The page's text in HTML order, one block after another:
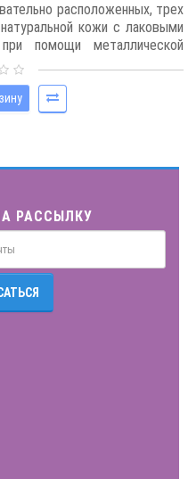
расположенных, трех
кожи с лаковыми
помощи металлической
имеет никелевое покрытие.
38 мм, длина кляпа 10 см.
28, ширина 8, высота 6
РАССЫЛКУ